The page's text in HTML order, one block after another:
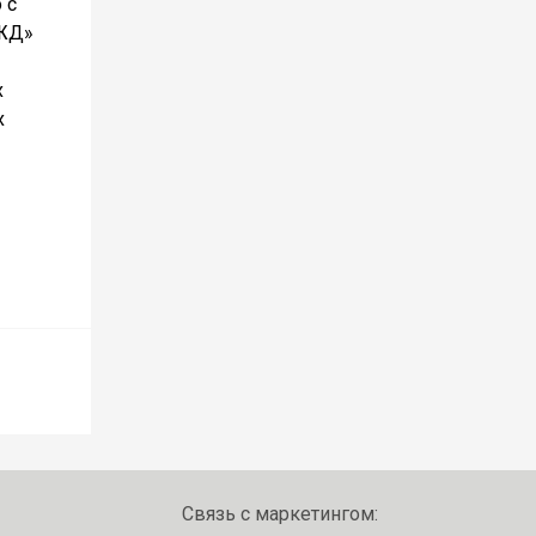
Связь с маркетингом: